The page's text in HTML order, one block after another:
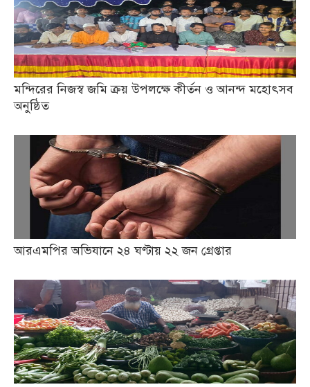
মন্দিরের নিজস্ব জমি ক্রয় উপলক্ষে কীর্তন ও আনন্দ মহোৎসব
অনুষ্ঠিত
আরএমপির অভিযানে ২৪ ঘণ্টায় ২২ জন গ্রেপ্তার